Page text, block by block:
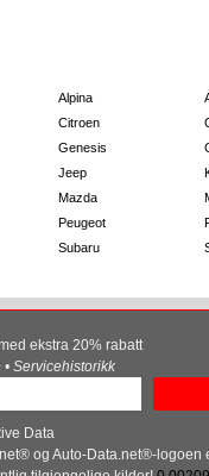
Alpina
Citroen
Genesis
Jeep
Mazda
Peugeot
Subaru
ekstra 20% rabatt
• Servicehistorikk
Data
og Auto-Data.net®-logoen